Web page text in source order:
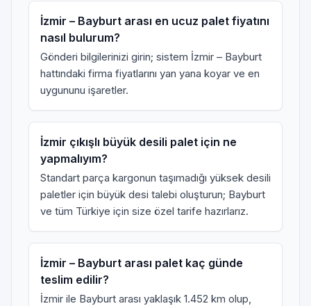
İzmir – Bayburt arası en ucuz palet fiyatını
nasıl bulurum?
Gönderi bilgilerinizi girin; sistem İzmir – Bayburt
hattındaki firma fiyatlarını yan yana koyar ve en
uygununu işaretler.
İzmir çıkışlı büyük desili palet için ne
yapmalıyım?
Standart parça kargonun taşımadığı yüksek desili
paletler için büyük desi talebi oluşturun; Bayburt
ve tüm Türkiye için size özel tarife hazırlarız.
İzmir – Bayburt arası palet kaç günde
teslim edilir?
İzmir ile Bayburt arası yaklaşık 1.452 km olup,